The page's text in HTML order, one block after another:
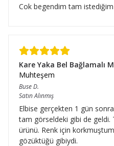
Cok begendim tam
Kare Yaka Bel Bağlamalı
Muhteşem
BuseD.
Satın Alınmış
Elbise gerçekten 1 gün
tam görseldeki gibi de
ürünü. Renk için
gözüktüğü gibiydi.